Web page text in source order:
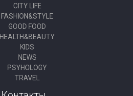
CITY LIFE
FASHION&STYLE
GOOD FOOD
HEALTH&BEAUTY
KIDS
NEWS
PSYHOLOGY
TRAVEL